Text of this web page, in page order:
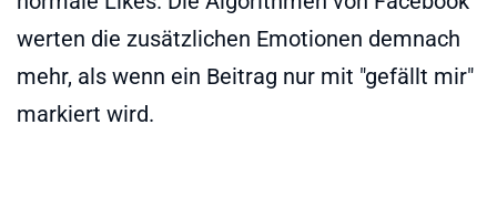
werten die zusätzlichen Emotionen demnach
mehr, als wenn ein Beitrag nur mit "gefällt mir"
markiert wird.